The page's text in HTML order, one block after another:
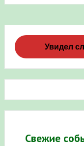
Увидел
Свежие